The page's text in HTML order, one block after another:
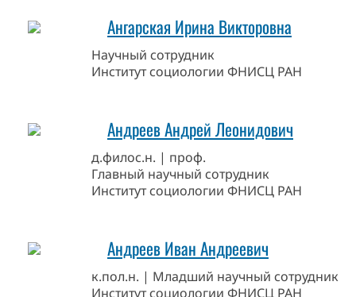
Ангарская Ирина Викторовна
Научный сотрудник
Институт социологии ФНИСЦ РАН
Андреев Андрей Леонидович
д.филос.н. | проф.
Главный научный сотрудник
Институт социологии ФНИСЦ РАН
Андреев Иван Андреевич
к.пол.н. | Младший научный сотрудник
Институт социологии ФНИСЦ РАН